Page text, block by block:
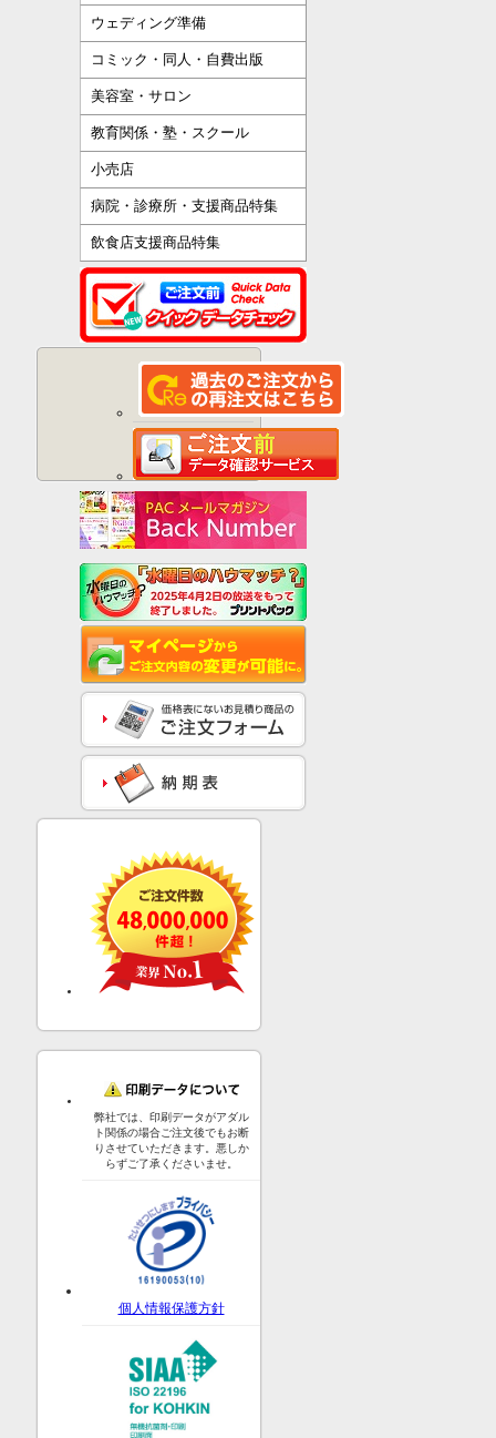
ウェディング準備
コミック・同人・自費出版
美容室・サロン
教育関係・塾・スクール
小売店
病院・診療所・支援商品特集
飲食店支援商品特集
弊社では、印刷データがアダル
ト関係の場合ご注文後でもお断
りさせていただきます。悪しか
らずご了承くださいませ。
個人情報保護方針